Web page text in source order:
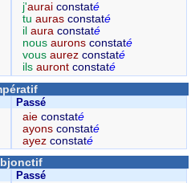
j'aurai constaté
tuauras constaté
ilaura constaté
nousaurons constaté
vousaurez constaté
ilsauront constaté
Passé
aie constaté
ayons constaté
ayez constaté
Passé